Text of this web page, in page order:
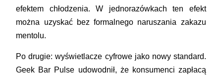
efektem chłodzenia. W jednorazówkach ten efekt
można uzyskać bez formalnego naruszania zakazu
mentolu.
Po drugie: wyświetlacze cyfrowe jako nowy standard.
Geek Bar Pulse udowodnił, że konsumenci zapłacą